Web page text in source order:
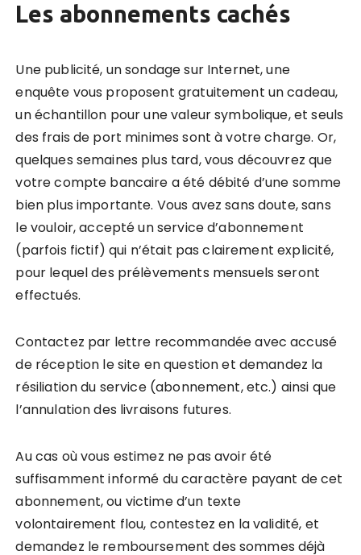
Les abonnements cachés
Une publicité, un sondage sur Internet, une
enquête vous proposent gratuitement un cadeau,
un échantillon pour une valeur symbolique, et seuls
des frais de port minimes sont à votre charge. Or,
quelques semaines plus tard, vous découvrez que
votre compte bancaire a été débité d’une somme
bien plus importante. Vous avez sans doute, sans
le vouloir, accepté un service d’abonnement
(parfois fictif) qui n’était pas clairement explicité,
pour lequel des prélèvements mensuels seront
effectués.
Contactez par lettre recommandée avec accusé
de réception le site en question et demandez la
résiliation du service (abonnement, etc.) ainsi que
l’annulation des livraisons futures.
Au cas où vous estimez ne pas avoir été
suffisamment informé du caractère payant de cet
abonnement, ou victime d’un texte
volontairement flou, contestez en la validité, et
demandez le remboursement des sommes déjà